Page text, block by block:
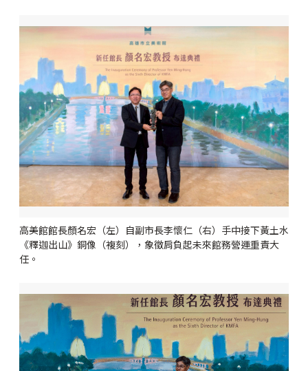
高美館館長顏名宏（左）自副市長李懷仁（右）手中接下黃土水
《釋迦出山》銅像（複刻），象徵肩負起未來館務營運重責大
任。